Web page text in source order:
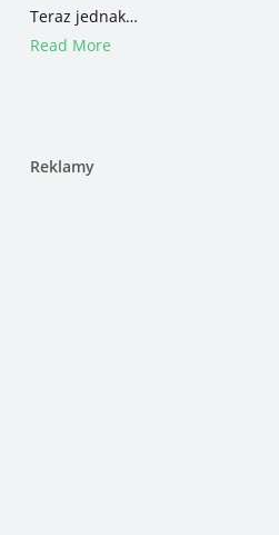
Teraz jednak…
Read More
Reklamy